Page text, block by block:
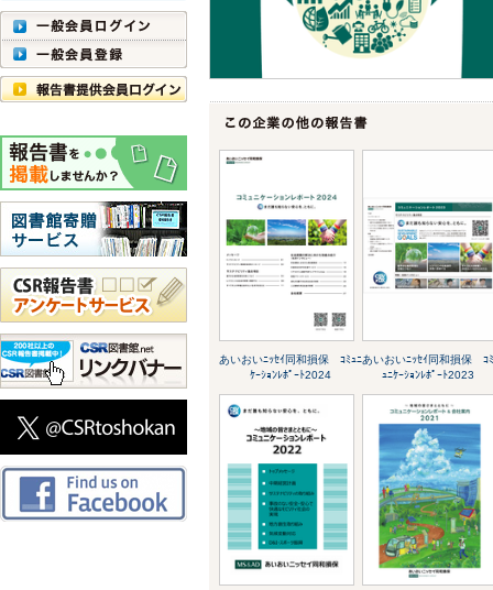
あいおいﾆｯｾｲ同和損保 ｺﾐｭﾆ
ｹｰｼｮﾝﾚﾎﾟｰﾄ2024
あいおいﾆｯｾｲ同和損保 ｺ
ｭﾆｹｰｼｮﾝﾚﾎﾟｰﾄ2023